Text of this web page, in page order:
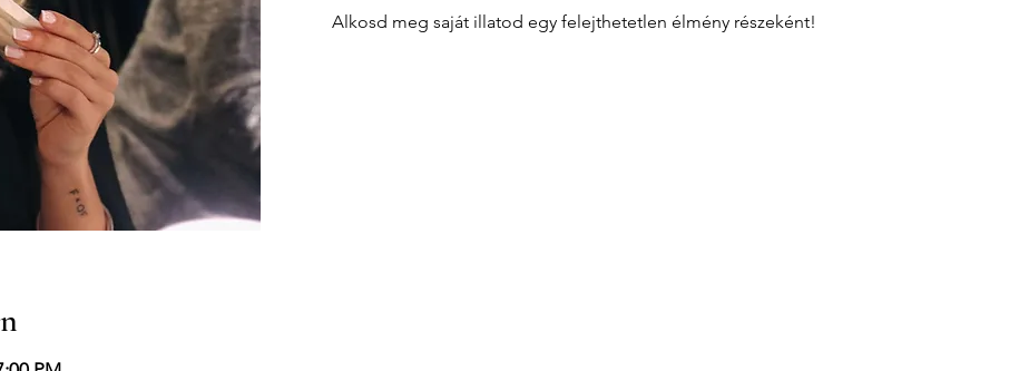
Alkosd meg saját illatod egy felejthetetlen élmény részeként!